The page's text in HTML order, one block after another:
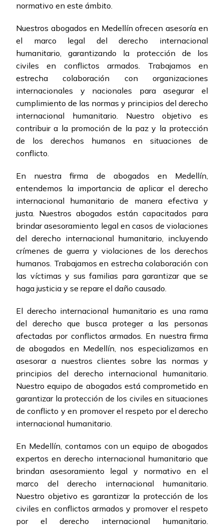
normativo en este ámbito.
Nuestros abogados en Medellín ofrecen asesoría en
el marco legal del derecho internacional
humanitario, garantizando la protección de los
civiles en conflictos armados. Trabajamos en
estrecha colaboración con organizaciones
internacionales y nacionales para asegurar el
cumplimiento de las normas y principios del derecho
internacional humanitario. Nuestro objetivo es
contribuir a la promoción de la paz y la protección
de los derechos humanos en situaciones de
conflicto.
En nuestra firma de abogados en Medellín,
entendemos la importancia de aplicar el derecho
internacional humanitario de manera efectiva y
justa. Nuestros abogados están capacitados para
brindar asesoramiento legal en casos de violaciones
del derecho internacional humanitario, incluyendo
crímenes de guerra y violaciones de los derechos
humanos. Trabajamos en estrecha colaboración con
las víctimas y sus familias para garantizar que se
haga justicia y se repare el daño causado.
El derecho internacional humanitario es una rama
del derecho que busca proteger a las personas
afectadas por conflictos armados. En nuestra firma
de abogados en Medellín, nos especializamos en
asesorar a nuestros clientes sobre las normas y
principios del derecho internacional humanitario.
Nuestro equipo de abogados está comprometido en
garantizar la protección de los civiles en situaciones
de conflicto y en promover el respeto por el derecho
internacional humanitario.
En Medellín, contamos con un equipo de abogados
expertos en derecho internacional humanitario que
brindan asesoramiento legal y normativo en el
marco del derecho internacional humanitario.
Nuestro objetivo es garantizar la protección de los
civiles en conflictos armados y promover el respeto
por el derecho internacional humanitario.